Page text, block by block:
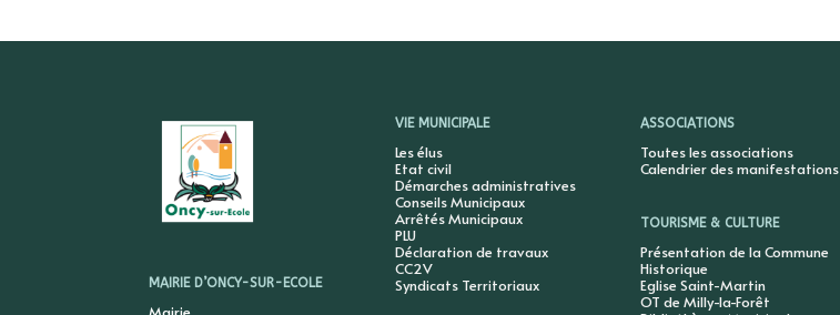
MAIRIE D’ONCY-SUR-ECOLE
VIE MUNICIPALE
Les élus
Etat civil
Démarches administratives
Conseils Municipaux
Arrêtés Municipaux
PLU
Déclaration de travaux
CC2V
Syndicats Territoriaux
ASSOCIATIONS
Toutes les associations
Calendrier des manifestations
TOURISME & CULTURE
Présentation de la Commune
Historique
Eglise Saint-Martin
OT de Milly-la-Forêt